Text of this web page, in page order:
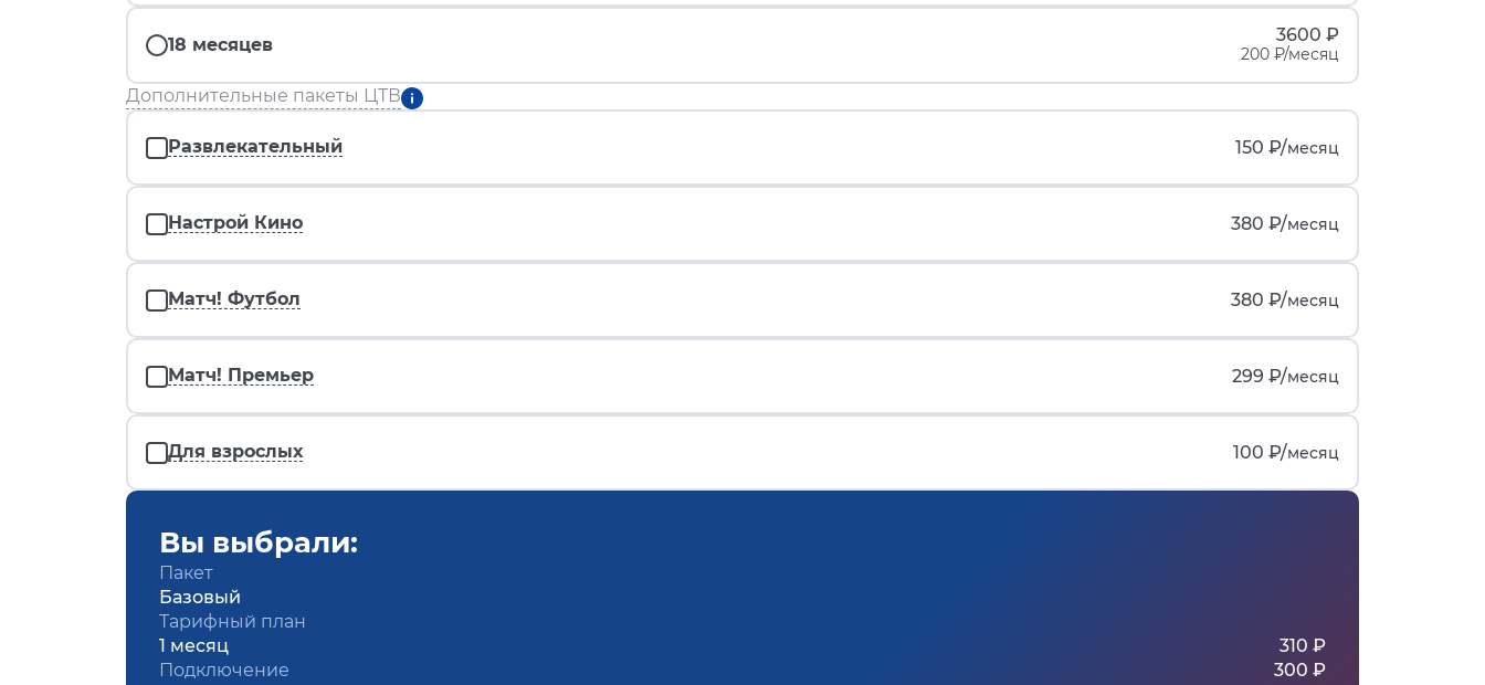
18 месяцев 3600 ₽
200 ₽/месяц
Дополнительные пакеты ЦТВ
Развлекательный 150 ₽/месяц
Настрой Кино 380 ₽/месяц
Матч! Футбол 380 ₽/месяц
Матч! Премьер 299 ₽/месяц
Для взрослых 100 ₽/месяц
Вы выбрали:
Пакет
Базовый
Тарифный план
1 месяц
310 ₽
Подключение
300 ₽